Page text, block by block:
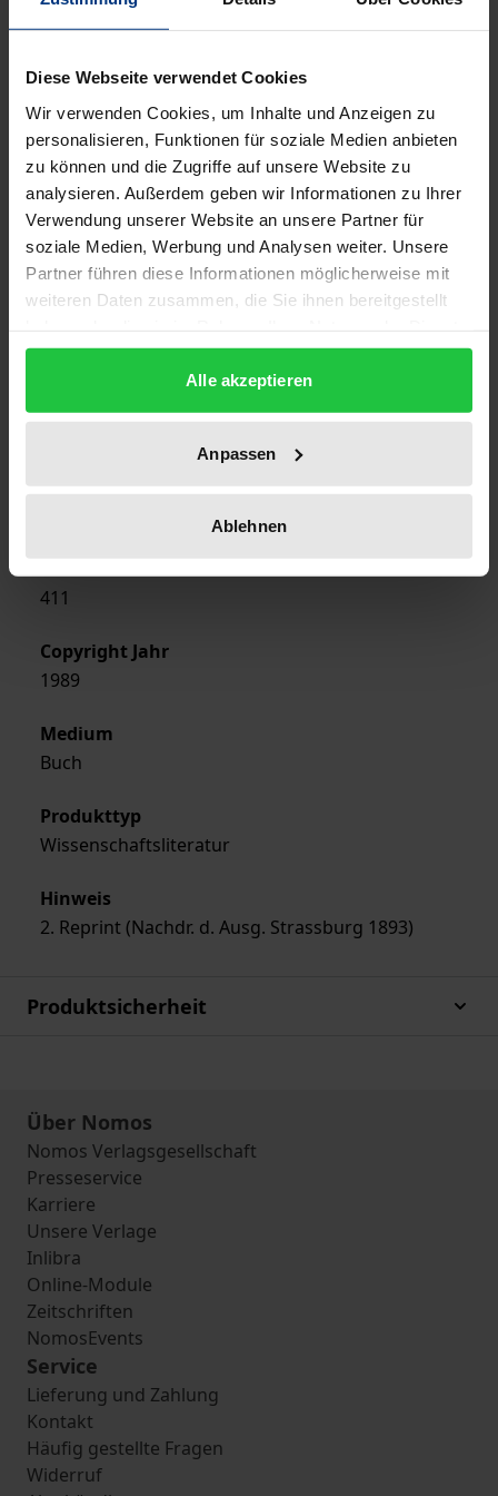
Diese Webseite verwendet Cookies
Wir verwenden Cookies, um Inhalte und Anzeigen zu
personalisieren, Funktionen für soziale Medien anbieten
zu können und die Zugriffe auf unsere Website zu
analysieren. Außerdem geben wir Informationen zu Ihrer
Verwendung unserer Website an unsere Partner für
soziale Medien, Werbung und Analysen weiter. Unsere
Partner führen diese Informationen möglicherweise mit
weiteren Daten zusammen, die Sie ihnen bereitgestellt
gesammelt haben.
Alle akzeptieren
Anpassen
Ablehnen
ISBN
978-3-487-05140-6
Erscheinungsdatum
01.01.1989
Erscheinungsjahr
1989
Georg Olms Verlag
Sprachen
411
Copyright Jahr
1989
Medium
Buch
Produkttyp
Wissenschaftsliteratur
Hinweis
2. Reprint (Nachdr. d. Ausg. Strassburg 1893)
Produktsicherheit
Über Nomos
Nomos Verlagsgesellschaft
Presseservice
Karriere
Unsere Verlage
Inlibra
Online-Module
Zeitschriften
NomosEvents
Service
Lieferung und Zahlung
Kontakt
Häufig gestellte Fragen
Widerruf